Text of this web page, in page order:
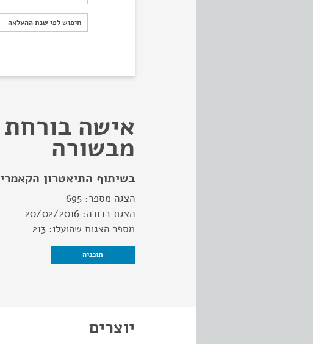
חיפוש לפי שנת ההעלאה
חיפוש לפי שנת ההעלאה
אישה בורחת
מבשורה
בשיתוף התיאטרון הקאמרי
הצגה מספר: 695
הצגת בכורה: 20/02/2016
מספר הצגות שהועלו: 213
תוכניה
יוצרים